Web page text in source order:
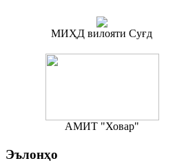
МИҲД вилояти Суғд
АМИТ "Ховар"
Эълонҳо